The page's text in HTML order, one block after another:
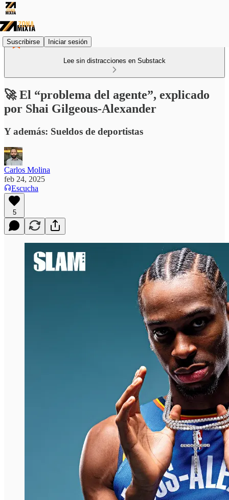
Suscribirse Iniciar sesión
Lee sin distracciones en Substack
🚀 El “problema del agente”, explicado
por Shai Gilgeous-Alexander
Y además: Sueldos de deportistas
Carlos Molina
feb 24, 2025
Escucha
5